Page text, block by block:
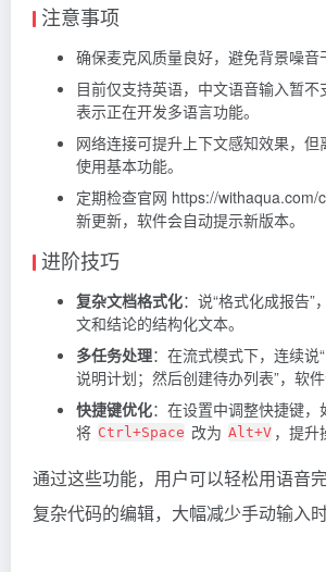
注意事项
确保麦克风质量良好，避免背景噪音
目前仅支持英语，中文语音输入暂不
表示正在开发多语言功能。
网络连接可提升上下文感知效果，但
使用基本功能。
定期检查官网 https://withaqua.com/
新更新，软件会自动提示新版本。
进阶技巧
复杂文档格式化：说“格式化成报告”
文和结论的结构化文本。
多任务处理：在流式模式下，连续说
说明计划；然后创建待办列表”，软件
快捷键优化：在设置中调整快捷键，
将 Ctrl+Space 改为 Alt+V ，提升
通过这些功能，用户可以轻松用语音
复杂代码的编辑，大幅减少手动输入时